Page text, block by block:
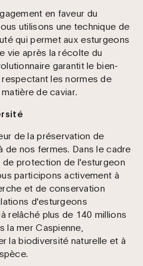
en faveur du
utilisons une technique de
qui permet aux esturgeons
vie après la récolte du
garantit le bien-
les normes de
de caviar.
de la préservation de
de nos fermes. Dans le cadre
protection de l'esturgeon
participons activement à
et de conservation
d'esturgeons
relâché plus de 140 millions
la mer Caspienne,
la biodiversité naturelle et à